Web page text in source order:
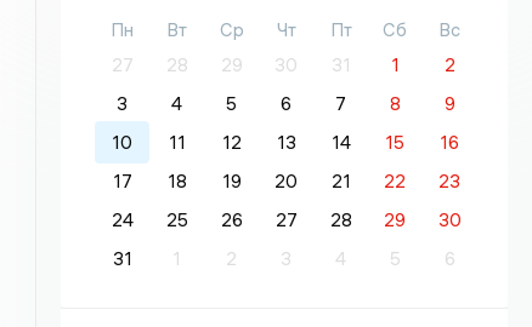
Пн Вт Ср Чт Пт Сб
Вс
27
28 29 30 31 1
2
3
4 5 6 7 8
9
10
11 12 13 14 15
16
17
18 19 20 21 22
23
24
25 26 27 28 29
30
31
1 2 3 4 5 6